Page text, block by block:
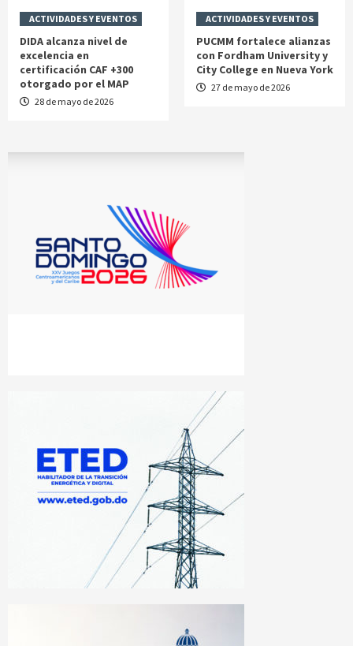
ACTIVIDADES Y EVENTOS
DIDA alcanza nivel de
excelencia en
certificación CAF +300
otorgado por el MAP
28 de mayo de 2026
ACTIVIDADES Y EVENTOS
PUCMM fortalece alianzas
con Fordham University y
City College en Nueva York
27 de mayo de 2026